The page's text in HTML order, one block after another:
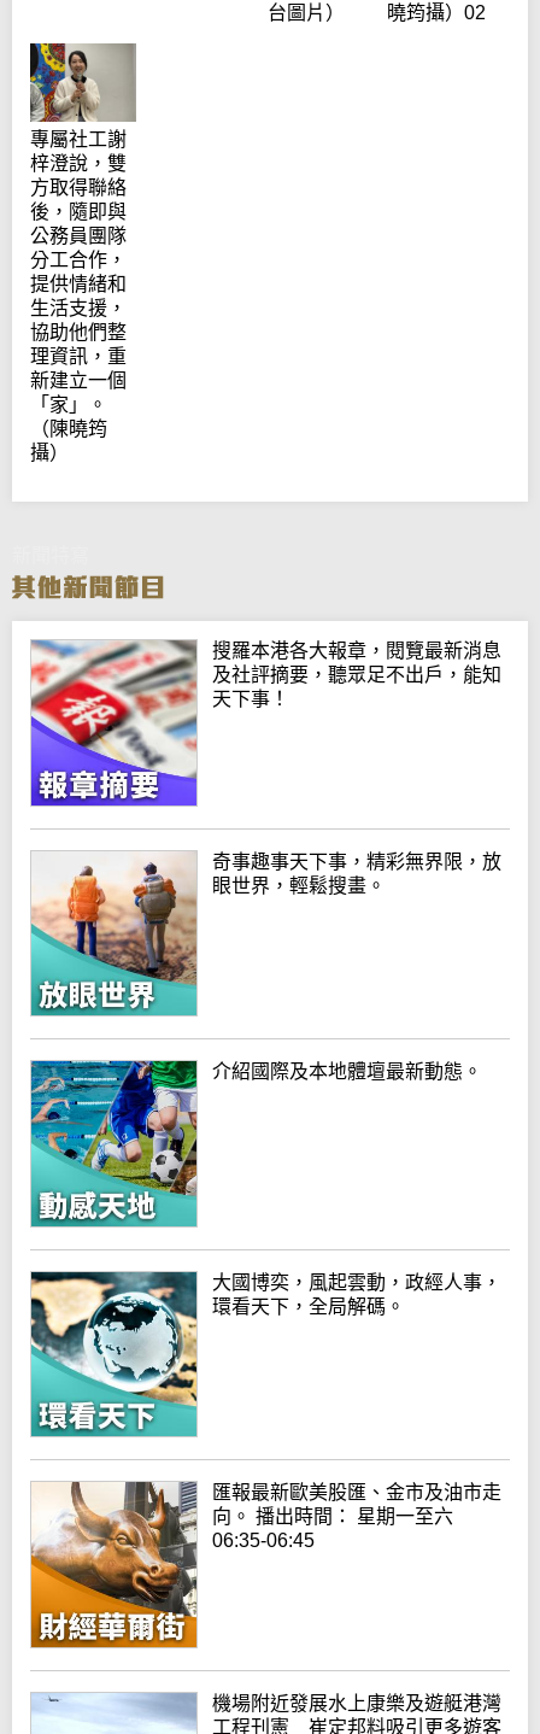
台圖片）
曉筠攝）02
專屬社工謝
梓澄說，雙
方取得聯絡
後，隨即與
公務員團隊
分工合作，
提供情緒和
生活支援，
協助他們整
理資訊，重
新建立一個
「家」。
（陳曉筠
攝）
搜羅本港各大報章，閱覽最新消息
及社評摘要，聽眾足不出戶，能知
天下事！
奇事趣事天下事，精彩無界限，放
眼世界，輕鬆搜畫。
介紹國際及本地體壇最新動態。
大國博奕，風起雲動，政經人事，
環看天下，全局解碼。
匯報最新歐美股匯、金市及油市走
向。 播出時間： 星期一至六
06:35-06:45
機場附近發展水上康樂及遊艇港灣
工程刊憲 崔定邦料吸引更多遊客